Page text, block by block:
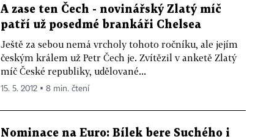
A zase ten Čech - novinářský Zlatý míč
patří už posedmé brankáři Chelsea
Ještě za sebou nemá vrcholy tohoto ročníku, ale jejím
českým králem už Petr Čech je. Zvítězil v anketě Zlatý
míč České republiky, udělované...
15. 5. 2012 ▪ 8 min. čtení
Nominace na Euro: Bílek bere Suchého i